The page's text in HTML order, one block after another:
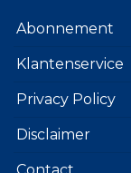
Abonnement
Klantenservice
Privacy Policy
Disclaimer
Contact